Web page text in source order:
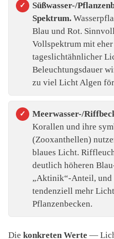
Süßwasser-/
Spektrum.
Blau und Rot.
Vollspektrum mit
tageslichtähnlicher
Beleuchtungsdauer
zu viel Licht Algen
Meerwasser-/
Korallen und ihre
(Zooxanthellen)
blaues Licht.
deutlich höheren
„Aktinik“-Anteil, und
tendenziell mehr
Pflanzenbecken.
Die konkreten Werte —